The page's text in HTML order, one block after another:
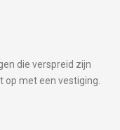
die verspreid zijn
op met een vestiging.